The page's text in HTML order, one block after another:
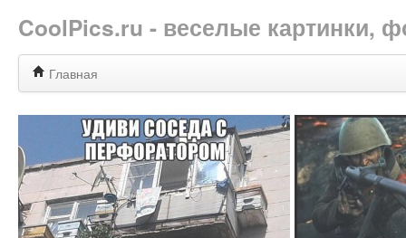
CoolPics.ru - веселые картинки,
Главная